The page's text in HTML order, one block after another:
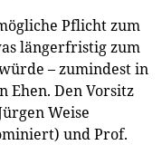
Pflicht zum
längerfristig zum
– zumindest in
Ehen. Den Vorsitz
Weise
und Prof.